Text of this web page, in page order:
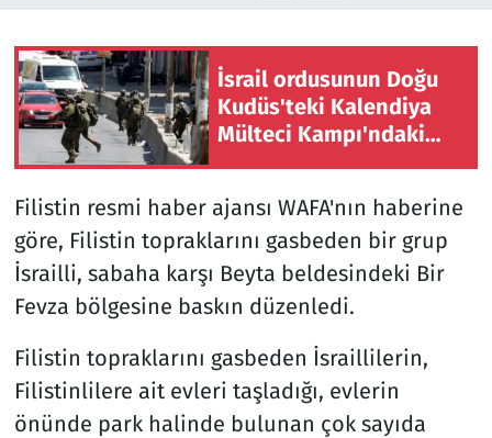
İsrail ordusunun Doğu
Kudüs'teki Kalendiya
Mülteci Kampı'ndaki
Filistin resmi haber ajansı WAFA'nın haberine
göre, Filistin topraklarını gasbeden bir grup
İsrailli, sabaha karşı Beyta beldesindeki Bir
Fevza bölgesine baskın düzenledi.
Filistin topraklarını gasbeden İsraillilerin,
Filistinlilere ait evleri taşladığı, evlerin
önünde park halinde bulunan çok sayıda
Spor
Teknoloji ve Bilim